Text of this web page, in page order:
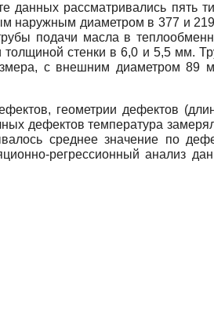
данных рассматривались пять
наружным диаметром в 377 и
подачи масла в
стенки в 6,0 и 5,5 мм.
с внешним диаметром 89
геометрии дефектов
дефектов температура
среднее значение по
регрессионный анализ